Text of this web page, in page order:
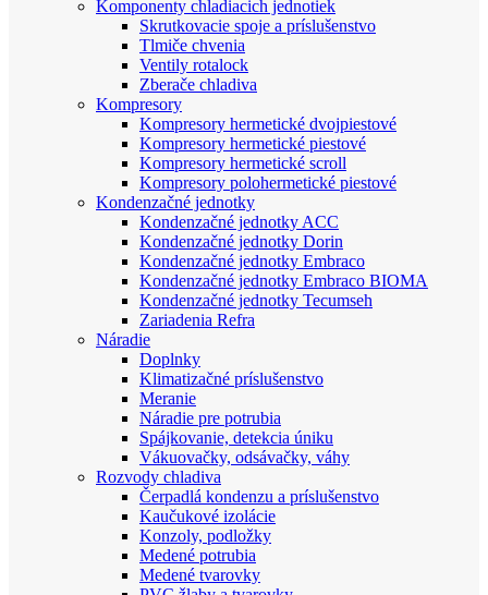
Komponenty chladiacich jednotiek
Skrutkovacie spoje a príslušenstvo
Tlmiče chvenia
Ventily rotalock
Zberače chladiva
Kompresory
Kompresory hermetické dvojpiestové
Kompresory hermetické piestové
Kompresory hermetické scroll
Kompresory polohermetické piestové
Kondenzačné jednotky
Kondenzačné jednotky ACC
Kondenzačné jednotky Dorin
Kondenzačné jednotky Embraco
Kondenzačné jednotky Embraco BIOMA
Kondenzačné jednotky Tecumseh
Zariadenia Refra
Náradie
Doplnky
Klimatizačné príslušenstvo
Meranie
Náradie pre potrubia
Spájkovanie, detekcia úniku
Vákuovačky, odsávačky, váhy
Rozvody chladiva
Čerpadlá kondenzu a príslušenstvo
Kaučukové izolácie
Konzoly, podložky
Medené potrubia
Medené tvarovky